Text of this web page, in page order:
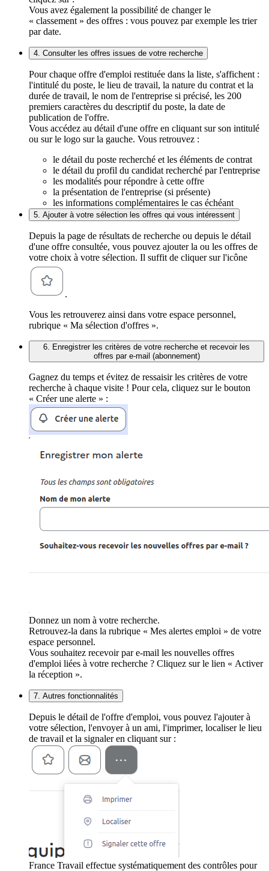
Vous avez également la possibilité de changer le
« classement » des offres : vous pouvez par exemple les trier
par date.
4. Consulter les offres issues de votre recherche
Pour chaque offre d'emploi restituée dans la liste, s'affichent :
l'intitulé du poste, le lieu de travail, la nature du contrat et la
durée de travail, le nom de l'entreprise si précisé, les 200
premiers caractères du descriptif du poste, la date de
publication de l'offre.
Vous accédez au détail d'une offre en cliquant sur son intitulé
ou sur le logo sur la gauche. Vous retrouvez :
le détail du poste recherché et les éléments de contrat
le détail du profil du candidat recherché par l'entreprise
les modalités pour répondre à cette offre
la présentation de l'entreprise (si présente)
les informations complémentaires le cas échéant
5. Ajouter à votre sélection les offres qui vous intéressent
Depuis la page de résultats de recherche ou depuis le détail
d'une offre consultée, vous pouvez ajouter la ou les offres de
votre choix à votre sélection. Il suffit de cliquer sur l'icône
.
Vous les retrouverez ainsi dans votre espace personnel,
rubrique « Ma sélection d'offres ».
6. Enregistrer les critères de votre recherche et recevoir les
offres par e-mail (abonnement)
Gagnez du temps et évitez de ressaisir les critères de votre
recherche à chaque visite ! Pour cela, cliquez sur le bouton
« Créer une alerte » :
Donnez un nom à votre recherche.
Retrouvez-la dans la rubrique « Mes alertes emploi » de votre
espace personnel.
Vous souhaitez recevoir par e-mail les nouvelles offres
d'emploi liées à votre recherche ? Cliquez sur le lien « Activer
la réception ».
7. Autres fonctionnalités
Depuis le détail de l'offre d'emploi, vous pouvez l'ajouter à
votre sélection, l'envoyer à un ami, l'imprimer, localiser le lieu
de travail et la signaler en cliquant sur :
France Travail effectue systématiquement des contrôles pour